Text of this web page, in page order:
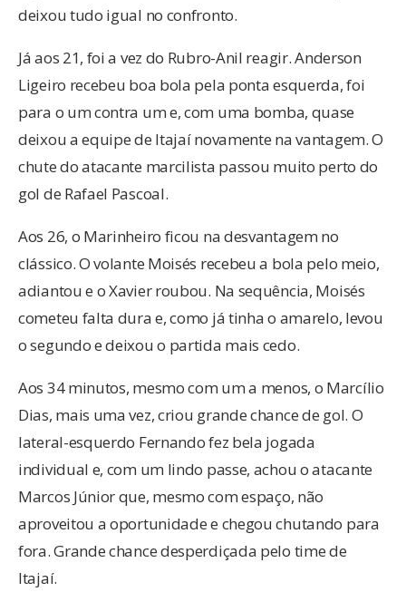
deixou tudo igual no confronto.
Já aos 21, foi a vez do Rubro-Anil reagir. Anderson
Ligeiro recebeu boa bola pela ponta esquerda, foi
para o um contra um e, com uma bomba, quase
deixou a equipe de Itajaí novamente na vantagem. O
chute do atacante marcilista passou muito perto do
gol de Rafael Pascoal.
Aos 26, o Marinheiro ficou na desvantagem no
clássico. O volante Moisés recebeu a bola pelo meio,
adiantou e o Xavier roubou. Na sequência, Moisés
cometeu falta dura e, como já tinha o amarelo, levou
o segundo e deixou o partida mais cedo.
Aos 34 minutos, mesmo com um a menos, o Marcílio
Dias, mais uma vez, criou grande chance de gol. O
lateral-esquerdo Fernando fez bela jogada
individual e, com um lindo passe, achou o atacante
Marcos Júnior que, mesmo com espaço, não
aproveitou a oportunidade e chegou chutando para
fora. Grande chance desperdiçada pelo time de
Itajaí.